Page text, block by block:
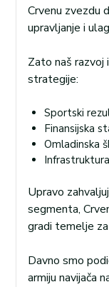
Crvenu zvezdu
upravljanje i
Zato naš razvoj
strategije:
Sportski
Finansijska
Omladinska
Infrastruktura
Upravo
segmenta,
gradi temelje za
Davno smo
armiju navijača